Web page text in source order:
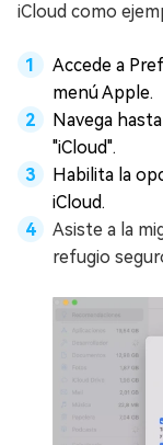
iCloud como
Accede a
menú Apple.
Navega
"iCloud".
Habilita la
iCloud.
Asiste a la
refugio